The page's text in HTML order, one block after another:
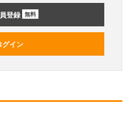
登録 無料
グイン